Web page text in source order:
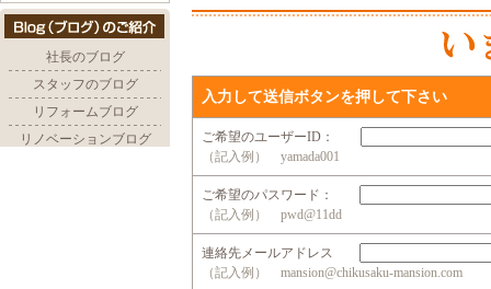
入力して送信ボタンを押して下さい
ご希望のユーザーID：
（記入例） yamada001
ご希望のパスワード：
（記入例） pwd@11dd
連絡先メールアドレス
（記入例） mansion@chikusaku-mansion.com